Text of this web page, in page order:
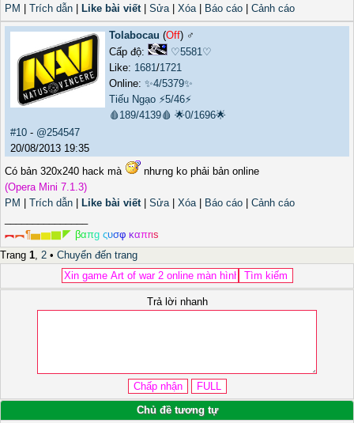
PM
Trích dẫn Like bài viết| Sửa| Xóa| Báo cáo Cảnh cáo
Tolabocau (Off) ♂️
Cấp độ:
♡5581♡
Like: 1681/1721
Online: ✨4/5379✨
Tiếu Ngạo ⚡5/46⚡
🩸189/4139🩸 🌟0/1696🌟
#10 - @254547
20/08/2013 19:35
Có bản 320x240 hack mà
nhưng ko phải bản online
(Opera Mini 7.1.3)
PM
Trích dẫn Like bài viết| Sửa| Xóa| Báo cáo
Cảnh cáo
︻︻¶▅▆▇◤ βαπg ςυσφ καπrιs
Trang 1, 2 • Chuyển đến trang
Trả lời nhanh
Chủ đề tương tự